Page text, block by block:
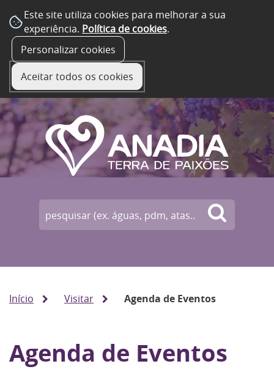
Este site utiliza cookies para melhorar a sua
experiência. Política de cookies.
Personalizar cookies
Aceitar todos os cookies
Início Visitar Agenda de Eventos
Agenda de Eventos